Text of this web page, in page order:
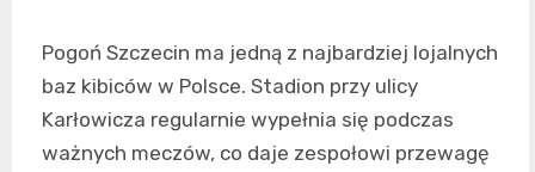
Pogoń Szczecin ma jedną z najbardziej lojalnych
baz kibiców w Polsce. Stadion przy ulicy
Karłowicza regularnie wypełnia się podczas
ważnych meczów, co daje zespołowi przewagę